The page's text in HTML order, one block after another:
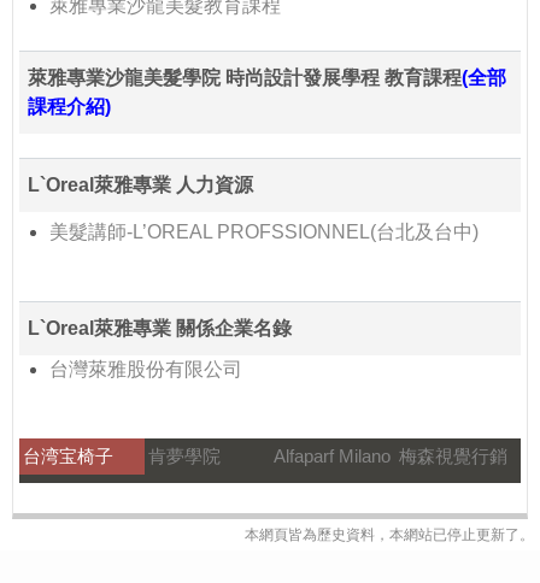
萊雅專業沙龍美髮教育課程
萊雅專業沙龍美髮學院 時尚設計發展學程 教育課程(全部
課程介紹)
L`Oreal萊雅專業 人力資源
美髮講師-L’OREAL PROFSSIONNEL(台北及台中)
L`Oreal萊雅專業 關係企業名錄
台灣萊雅股份有限公司
台湾宝椅子 肯夢學院 Alfaparf Milano 梅森視覺行銷
本網頁皆為歷史資料，本網站已停止更新了。